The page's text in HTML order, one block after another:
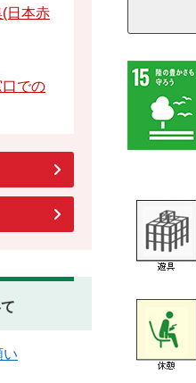
日本赤
での
い